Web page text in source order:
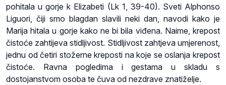
pohitala u gorje k Elizabeti (Lk 1, 39-40). Sveti Alphonso
Liguori, čiji smo blagdan slavili neki dan, navodi kako je
Marija hitala u gorje kako ne bi bila viđena. Naime, krepost
čistoće zahtijeva stidljivost. Stidljivost zahtjeva umjerenost,
jednu od četiri stožerne kreposti na koje se oslanja krepost
čistoće. Ravna pogledima i gestama u skladu s
dostojanstvom osoba te čuva od nezdrave znatiželje.